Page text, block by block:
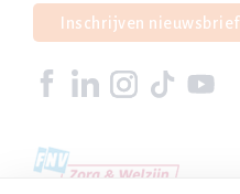
Inschrijven nieuwsbrief